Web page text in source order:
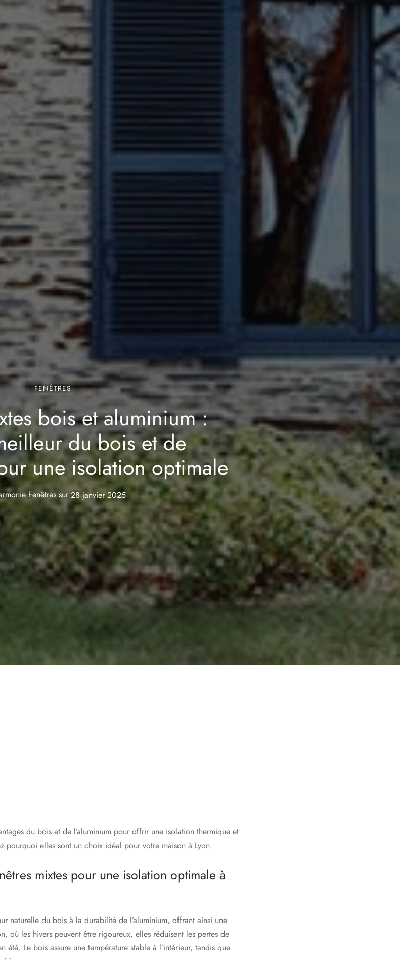
FENÊTRES
bois et aluminium :
du bois et de
une isolation optimale
Fenêtres sur 28 janvier 2025
du bois et de l’aluminium pour offrir une isolation thermique et
pourquoi elles sont un choix idéal pour votre maison à Lyon.
mixtes pour une isolation optimale à
naturelle du bois à la durabilité de l’aluminium, offrant ainsi une
où les hivers peuvent être rigoureux, elles réduisent les pertes de
été. Le bois assure une température stable à l’intérieur, tandis que